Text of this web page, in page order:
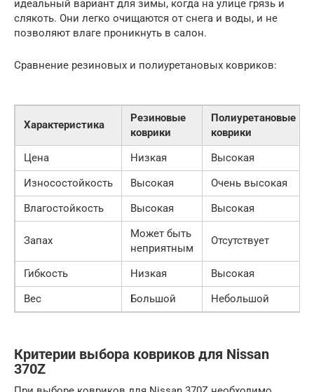
идеальный вариант для зимы, когда на улице грязь и
слякоть. Они легко очищаются от снега и воды, и не
позволяют влаге проникнуть в салон.
Сравнение резиновых и полиуретановых ковриков:
Характеристика
Резиновые
коврики
Полиуретановые
коврики
Цена
Низкая
Высокая
Износостойкость
Высокая
Очень высокая
Влагостойкость
Высокая Высокая
Запах
Может быть
неприятным
Отсутствует
Гибкость Низкая
Высокая
Вес
Большой Небольшой
Критерии выбора ковриков для Nissan
370Z